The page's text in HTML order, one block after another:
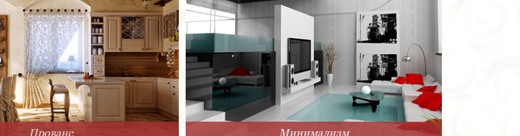
Прованс Минимализм